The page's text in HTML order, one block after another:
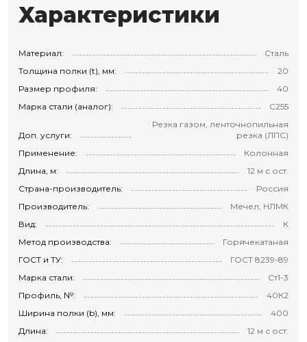
Характеристики
Материал:
Сталь
Толщина полки (t), мм:
20
Размер профиля:
40
Марка стали (аналог):
С255
Доп. услуги:
Резка газом, ленточнопильная
резка (ЛПС)
Применение:
Колонная
Длина, м:
12 м с ост.
Страна-производитель:
Россия
Производитель:
Мечел, НЛМК
Вид:
К
Метод производства:
Горячекатаная
ГОСТ и ТУ:
ГОСТ 8239-89
Марка стали:
Ст1-3
Профиль, №:
40К2
Ширина полки (b), мм:
400
Длина:
12 м с ост.